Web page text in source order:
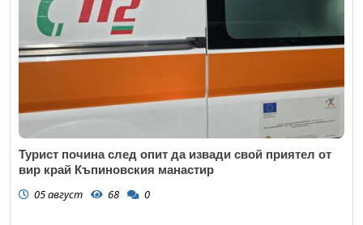
Турист почина след опит да извади свой приятел от
вир край Къпиновския манастир
05 август 68 0